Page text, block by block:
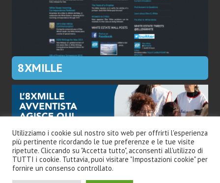
8XMILLE
Utilizziamo i cookie sul nostro sito web per offrirti l'esperienza
più pertinente ricordando le tue preferenze e le tue visite
ripetute. Cliccando su "Accetta tutto", acconsenti all'utilizzo di
TUTTI i cookie. Tuttavia, puoi visitare "Impostazioni cookie" per
fornire un consenso controllato.